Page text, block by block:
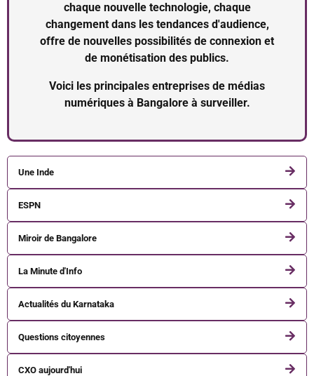
chaque nouvelle technologie, chaque
changement dans les tendances d'audience,
offre de nouvelles possibilités de connexion et
de monétisation des publics.
Voici les principales entreprises de médias
numériques à Bangalore à surveiller.
Une Inde
ESPN
Miroir de Bangalore
La Minute d'Info
Actualités du Karnataka
Questions citoyennes
CXO aujourd'hui